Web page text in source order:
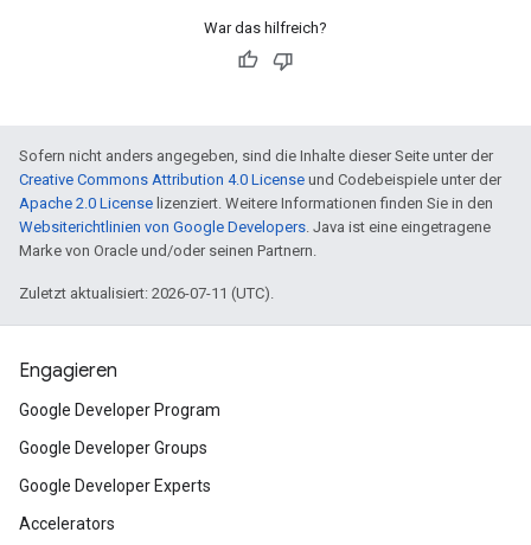
War das hilfreich?
Sofern nicht anders angegeben, sind die Inhalte dieser Seite unter der
Creative Commons Attribution 4.0 License und Codebeispiele unter der
Apache 2.0 License lizenziert. Weitere Informationen finden Sie in den
Websiterichtlinien von Google Developers. Java ist eine eingetragene
Marke von Oracle und/oder seinen Partnern.
Zuletzt aktualisiert: 2026-07-11 (UTC).
Engagieren
Google Developer Program
Google Developer Groups
Google Developer Experts
Accelerators